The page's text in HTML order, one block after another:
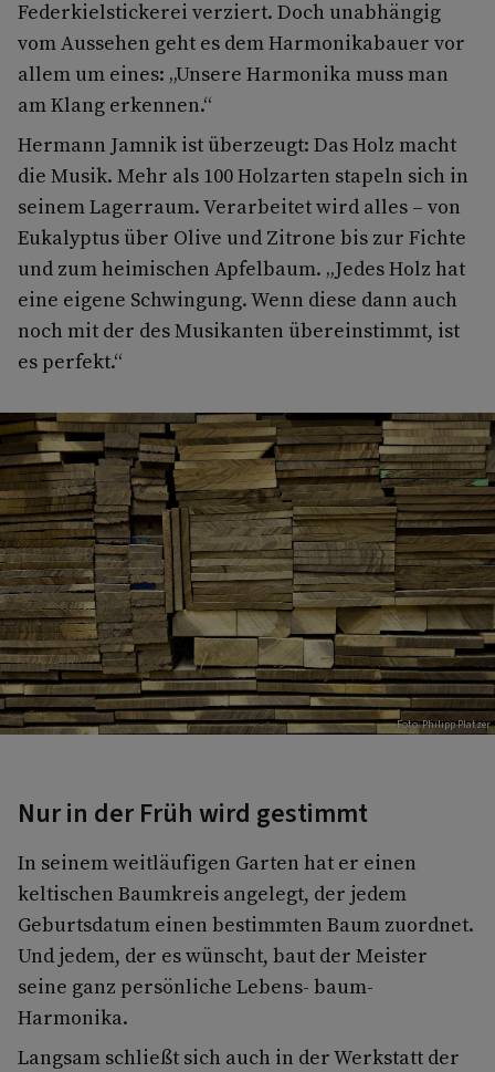
Federkielstickerei verziert. Doch unabhängig
vom Aussehen geht es dem Harmonikabauer vor
allem um eines: „Unsere Harmonika muss man
am Klang erkennen.“
Hermann Jamnik ist überzeugt: Das Holz macht
die Musik. Mehr als 100 Holzarten stapeln sich in
seinem Lagerraum. Verarbeitet wird alles – von
Eukalyptus über Olive und Zitrone bis zur Fichte
und zum heimischen Apfelbaum. „Jedes Holz hat
eine eigene Schwingung. Wenn diese dann auch
noch mit der des Musikanten übereinstimmt, ist
es perfekt.“
Foto: Philipp Platzer
Nur in der Früh wird gestimmt
In seinem weitläufigen Garten hat er einen
keltischen Baumkreis angelegt, der jedem
Geburtsdatum einen bestimmten Baum zuordnet.
Und jedem, der es wünscht, baut der Meister
seine ganz persönliche Lebens- baum-
Harmonika.
Langsam schließt sich auch in der Werkstatt der